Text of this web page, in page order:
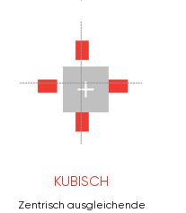
KUBISCH
Zentrisch ausgleichende